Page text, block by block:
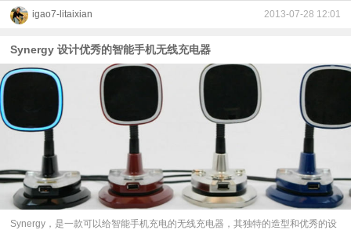
igao7-litaixian 2013-07-28 12:01
Synergy 设计优秀的智能手机无线充电器
Synergy，是一款可以给智能手机充电的无线充电器，其独特的造型和优秀的设